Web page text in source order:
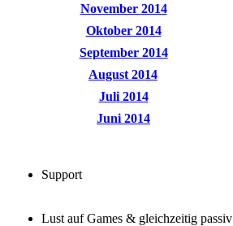
November 2014
Oktober 2014
September 2014
August 2014
Juli 2014
Juni 2014
Support
Lust auf Games & gleichzeitig passiv